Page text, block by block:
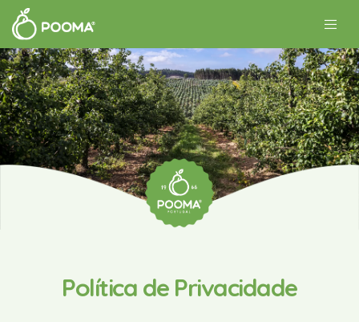
Política de Privacidade